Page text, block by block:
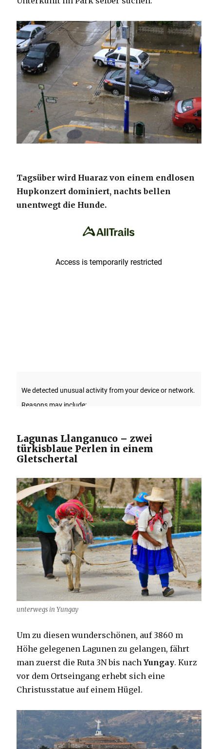
Tagsüber wird Huaraz von einem endlosen
Hupkonzert dominiert, nachts bellen
unentwegt die Hunde.
Lagunas Llanganuco – zwei
türkisblaue Perlen in einem
Gletschertal
unterwegs in Yungay
Um zu diesen wunderschönen, auf 3860 m
Höhe gelegenen Lagunen zu gelangen, fährt
man zuerst die Ruta 3N bis nachYungay. Kurz
vor dem Ortseingang erhebt sich eine
Christusstatue auf einem Hügel.